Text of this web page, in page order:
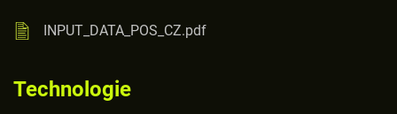
INPUT_DATA_POS_CZ.pdf
Technologie